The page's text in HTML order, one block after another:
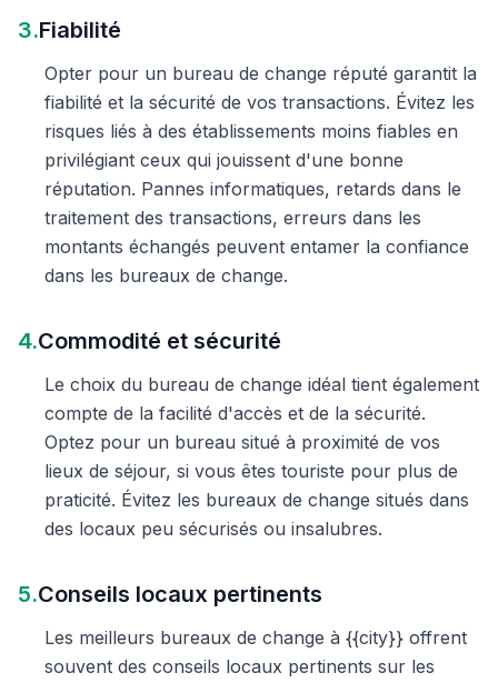
3.Fiabilité
Opter pour un bureau de change réputé garantit la
fiabilité et la sécurité de vos transactions. Évitez les
risques liés à des établissements moins fiables en
privilégiant ceux qui jouissent d'une bonne
réputation. Pannes informatiques, retards dans le
traitement des transactions, erreurs dans les
montants échangés peuvent entamer la confiance
dans les bureaux de change.
4.Commodité et sécurité
Le choix du bureau de change idéal tient également
compte de la facilité d'accès et de la sécurité.
Optez pour un bureau situé à proximité de vos
lieux de séjour, si vous êtes touriste pour plus de
praticité. Évitez les bureaux de change situés dans
des locaux peu sécurisés ou insalubres.
5.Conseils locaux pertinents
Les meilleurs bureaux de change à {{city}} offrent
souvent des conseils locaux pertinents sur les